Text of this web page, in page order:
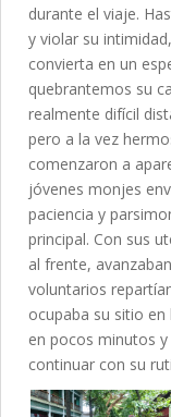
durante el viaje.
y violar su
convierta en un
quebrantemos su
realmente difícil
pero a la vez
comenzaron a
jóvenes monjes
paciencia y
principal. Con sus
al frente,
voluntarios
ocupaba su sitio
en pocos minutos
continuar con su